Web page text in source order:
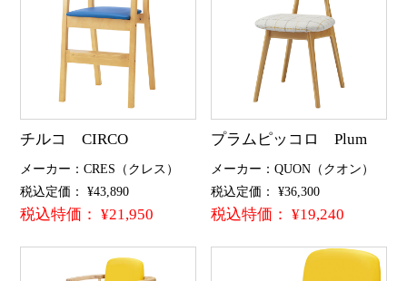
チルコ CIRCO
メーカー：CRES（クレス）
税込定価： ¥43,890
税込特価： ¥21,950
プラムピッコロ Plum
メーカー：QUON（クオン）
税込定価： ¥36,300
税込特価： ¥19,240